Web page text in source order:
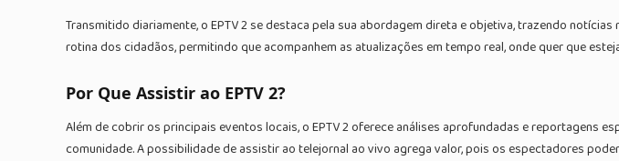
Transmitido diariamente, o EPTV 2 se destaca pela sua abordagem direta e objetiva, trazendo
rotina dos cidadãos, permitindo que acompanhem as atualizações em tempo real, onde quer que
Por Que Assistir ao EPTV 2?
Além de cobrir os principais eventos locais, o EPTV 2 oferece análises aprofundadas e reportagens
comunidade. A possibilidade de assistir ao telejornal ao vivo agrega valor, pois os espectadores